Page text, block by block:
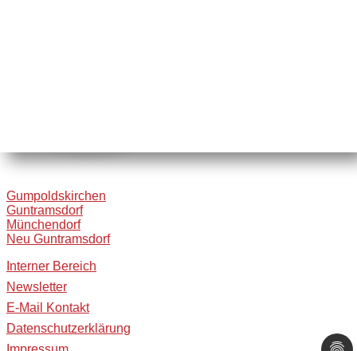
Gumpoldskirchen
Guntramsdorf
Münchendorf
Neu Guntramsdorf
Interner Bereich
Newsletter
E-Mail Kontakt
Datenschutzerklärung